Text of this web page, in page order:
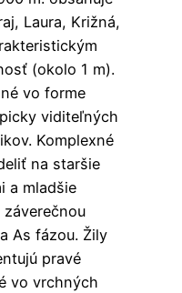
Laura, Križná,
(okolo 1 m).
vo forme
viditeľných
Komplexné
na staršie
a mladšie
As fázou. Žily
pravé
vo vrchných